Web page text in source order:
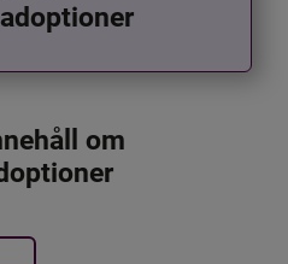
om
automatiskt